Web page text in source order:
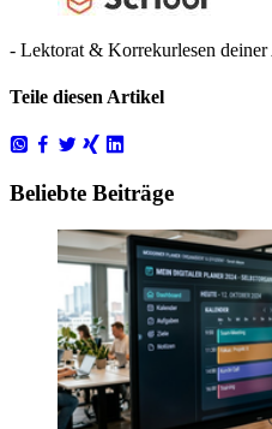
- Lektorat & Korrekurlesen deiner
Teile diesen Artikel
Beliebte Beiträge